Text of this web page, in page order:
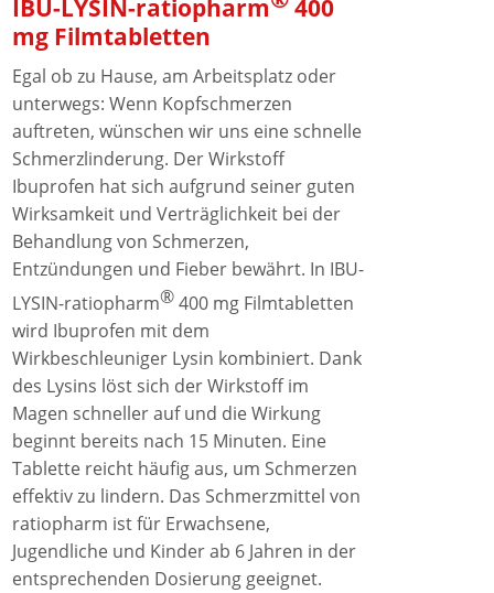
IBU-LYSIN-ratiopharm
400
mg Filmtabletten
Egal ob zu Hause, am Arbeitsplatz oder
unterwegs: Wenn Kopfschmerzen
auftreten, wünschen wir uns eine schnelle
Schmerzlinderung. Der Wirkstoff
Ibuprofen hat sich aufgrund seiner guten
Wirksamkeit und Verträglichkeit bei der
Behandlung von Schmerzen,
Entzündungen und Fieber bewährt. In IBU-
LYSIN-ratiopharm®400 mg Filmtabletten
wird Ibuprofen mit dem
Wirkbeschleuniger Lysin kombiniert. Dank
des Lysins löst sich der Wirkstoff im
Magen schneller auf und die Wirkung
beginnt bereits nach 15 Minuten. Eine
Tablette reicht häufig aus, um Schmerzen
effektiv zu lindern. Das Schmerzmittel von
ratiopharm ist für Erwachsene,
Jugendliche und Kinder ab 6 Jahren in der
entsprechenden Dosierung geeignet.